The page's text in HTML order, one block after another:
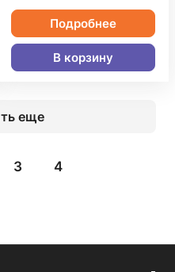
Подробнее
В корзину
еще
3 4